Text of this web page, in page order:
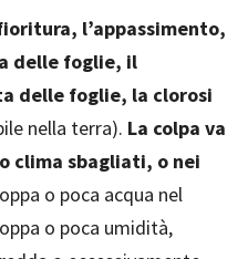
l’appassimento,
delle foglie, il
delle foglie, la clorosi
nella terra). La colpa va
clima sbagliati, o nei
o poca acqua nel
o poca umidità,